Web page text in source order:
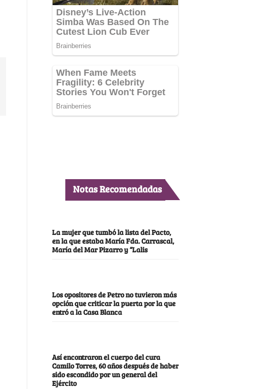
Notas Recomendadas
La mujer que tumbó la lista del Pacto,
en la que estaba María Fda. Carrascal,
María del Mar Pizarro y “Lalis
Los opositores de Petro no tuvieron más
opción que criticar la puerta por la que
entró a la Casa Blanca
Así encontraron el cuerpo del cura
Camilo Torres, 60 años después de haber
sido escondido por un general del
Ejército